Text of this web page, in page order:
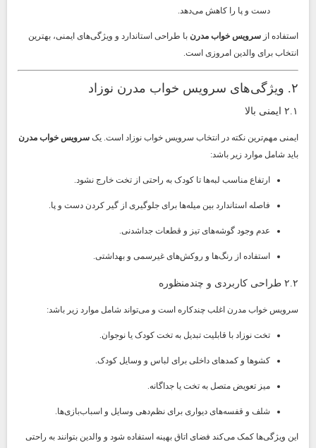
دست و پا را کاهش می‌دهد.
استفاده ازسرویس خواب مدرنبا طراحی استاندارد و ویژگی‌های ایمنی، بهترین
انتخاب برای والدین امروزی است.
۲. ویژگی‌های سرویس خواب مدرن نوزاد
۲.۱ ایمنی بالا
ایمنی مهم‌ترین نکته در انتخاب سرویس خواب نوزاد است. یکسرویس خواب مدرن
باید شامل موارد زیر باشد:
ارتفاع مناسب لبه‌ها تا کودک به راحتی از تخت خارج نشود.
فاصله استاندارد بین میله‌ها برای جلوگیری از گیر کردن دست و پا.
عدم وجود گوشه‌های تیز و قطعات جداشدنی.
استفاده از رنگ‌ها و روکش‌های غیرسمی و بهداشتی.
۲.۲ طراحی کاربردی و چندمنظوره
سرویس خواب مدرن اغلب چندکاره است و می‌تواند شامل موارد زیر باشد:
تخت نوزاد با قابلیت تبدیل به تخت کودک یا نوجوان.
کشوها و کمدهای داخلی برای لباس و وسایل کودک.
میز تعویض متصل به تخت یا جداگانه.
شلف و قفسه‌های دیواری برای نظم‌دهی وسایل و اسباب‌بازی‌ها.
این ویژگی‌ها کمک می‌کند فضای اتاق بهینه استفاده شود و والدین بتوانند به راحتی